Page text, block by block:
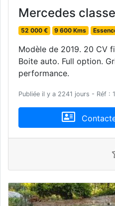
Mercedes
52 000 € 9 600 Kms
Modèle de 2019. 20 CV
Boite auto. Full option.
performance.
Publiée il y a 2241 jours - Réf :